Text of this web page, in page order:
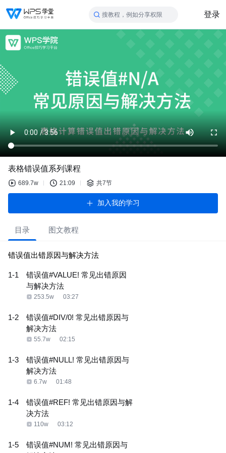
搜教程，例如分享权限 登录
表格错误值系列课程
689.7w 21:09 共7节
加入我的学习
目录 图文教程
错误值出错原因与解决方法
1-1
错误值#VALUE! 常见出错原因
与解决方法
253.5w 03:27
1-2
错误值#DIV/0! 常见出错原因与
解决方法
55.7w 02:15
1-3
错误值#NULL! 常见出错原因与
解决方法
6.7w 01:48
1-4
错误值#REF! 常见出错原因与解
决方法
110w 03:12
1-5
错误值#NUM! 常见出错原因与